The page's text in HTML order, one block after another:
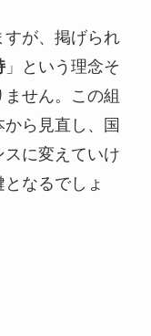
すが、掲げられ
」という理念そ
せん。この組
ら見直し、国
に変えていけ
なるでしょ